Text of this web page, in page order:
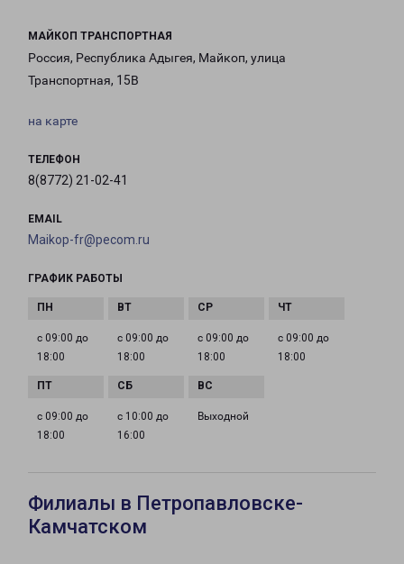
МАЙКОП ТРАНСПОРТНАЯ
Россия, Республика Адыгея, Майкоп, улица
Транспортная, 15В
на карте
ТЕЛЕФОН
8(8772) 21-02-41
EMAIL
Maikop-fr@pecom.ru
ГРАФИК РАБОТЫ
с 09:00 до
18:00
с 09:00 до
18:00
с 09:00 до
18:00
с 09:00 до
18:00
с 09:00 до
18:00
с 10:00 до
16:00
Выходной
Филиалы в Петропавловске-
Камчатском